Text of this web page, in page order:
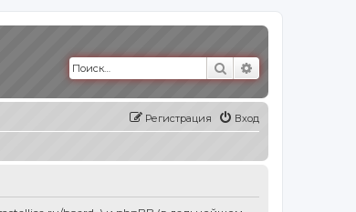
Поиск
Вход
Регистрация